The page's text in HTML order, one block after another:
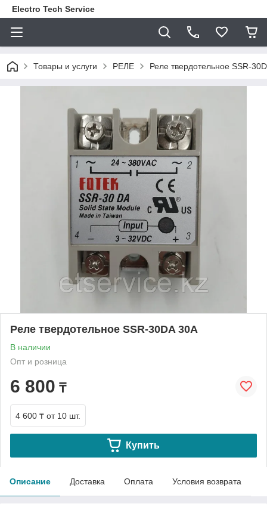
Electro Tech Service
Товары и услуги РЕЛЕ Реле твердотельное SSR-
Реле твердотельное SSR-30DA 30А
В наличии
Опт и розница
6 800 ₸
4 600 ₸ от 10 шт.
Купить
Описание Доставка Оплата Условия возврата